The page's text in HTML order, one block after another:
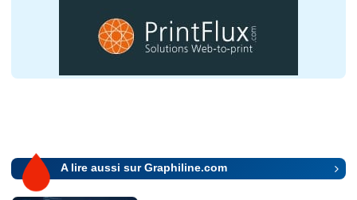
A lire aussi sur Graphiline.com